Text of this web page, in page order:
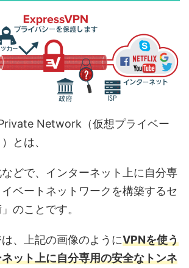
Network（仮想プライベー
とは、
などで、インターネット上に自分専
ベートネットワークを構築するセ
のことです。
、上記の画像のようにVPNを使う
ット上に自分専用の安全なトンネ